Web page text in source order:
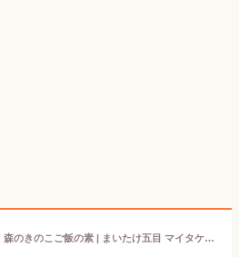
舞茸五目ご飯【2合用】森のきのこご飯の素 | まいたけ五目 マイタケ五目 炊き込みご飯 釜飯 五目ご飯 （メール便配送）